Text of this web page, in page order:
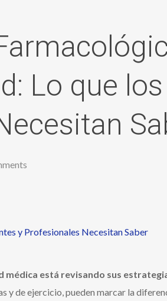
Lo que los
médica está revisando sus
de ejercicio, pueden marcar la